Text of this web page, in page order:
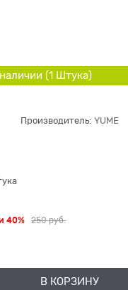
(1 Штука)
Производитель: YUME
250 руб.
40%
В КОРЗИНУ